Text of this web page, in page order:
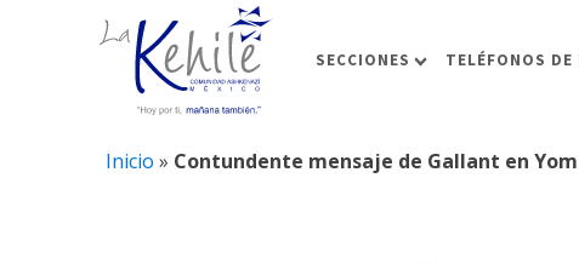
SECCIONES TELÉFONOS DE
Inicio » Contundente mensaje de Gallant en